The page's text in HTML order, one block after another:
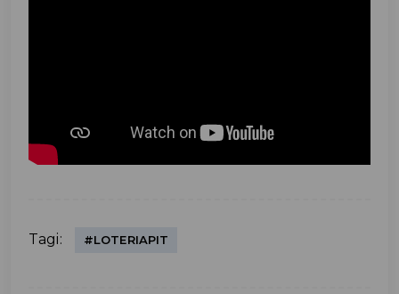
Tagi: #LOTERIAPIT